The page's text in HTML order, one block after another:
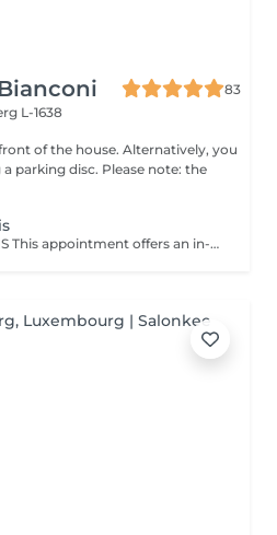
83
L-1638
of the house. Alternatively, you
parking disc. Please note: the
ADVANCED SKIN ANALYSIS This appointment offers an in-depth skin analysis, combining professional expertise with technology-assisted diagnostics. With this analysis tool, it is possible to precisely observe the skin's true condition and identify various concerns such as dehydration, sensitivity, imperfections, enlarged pores, pigmentation spots, UV damage, or early signs of aging. This approach goes beyond traditional observation, providing a reliable and accurate diagnosis. At the end of the appointment, a personalized care plan is proposed to guide you toward the most appropriate treatments or protocols. An essential appointment to better understand your skin and implement a targeted, coherent, and effective skincare strategy. DEDUCTIBLE WHEN STARTING A PROTOCOL OR PURCHASING SUITABLE PRODUCTS (from 3 products).